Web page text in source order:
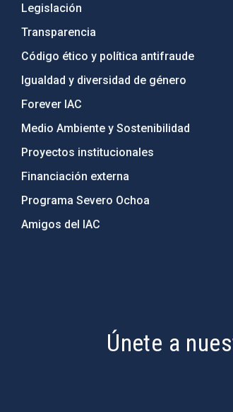
Legislación
Transparencia
Código ético y política antifraude
Igualdad y diversidad de género
Forever IAC
Medio Ambiente y Sostenibilidad
Proyectos institucionales
Financiación externa
Programa Severo Ochoa
Amigos del IAC
Únete a